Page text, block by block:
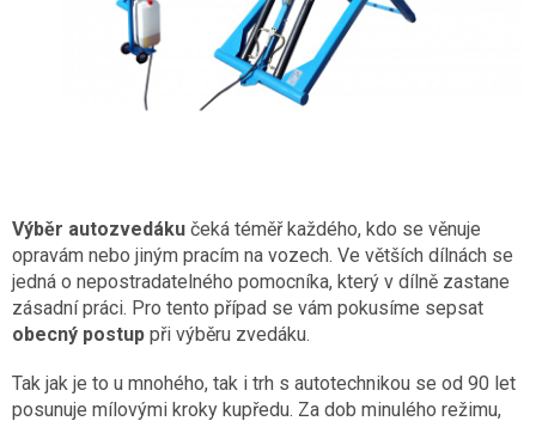
Výběr autozvedáku čeká téměř každého, kdo se věnuje
opravám nebo jiným pracím na vozech. Ve větších dílnách se
jedná o nepostradatelného pomocníka, který v dílně zastane
zásadní práci. Pro tento případ se vám pokusíme sepsat
obecný postup při výběru zvedáku.
Tak jak je to u mnohého, tak i trh s autotechnikou se od 90 let
posunuje mílovými kroky kupředu. Za dob minulého režimu,